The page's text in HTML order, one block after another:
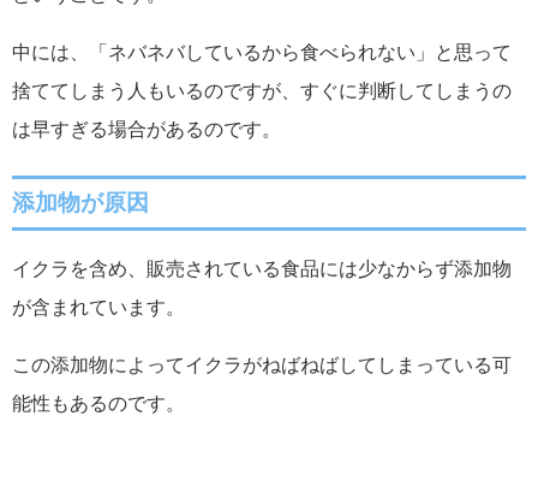
中には、「ネバネバしているから食べられない」と思って
捨ててしまう人もいるのですが、すぐに判断してしまうの
は早すぎる場合があるのです。
添加物が原因
イクラを含め、販売されている食品には少なからず添加物
が含まれています。
この添加物によってイクラがねばねばしてしまっている可
能性もあるのです。